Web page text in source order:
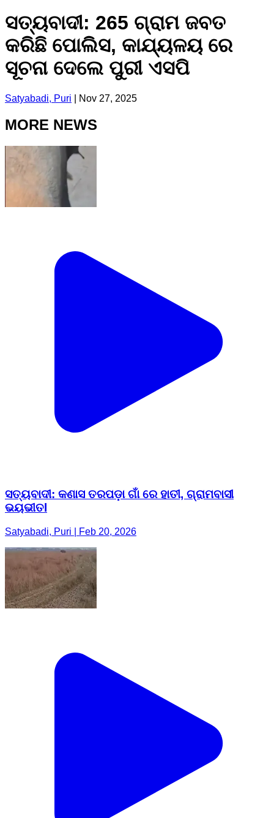
ସତ୍ୟବାଦୀ: 265 ଗ୍ରାମ ଜବତ
କରିଛି ପୋଲିସ, କାଯ୍ୟଳୟ ରେ
ସୂଚନା ଦେଲେ ପୁରୀ ଏସପି
Satyabadi, Puri Nov 27, 2025
MORE NEWS
ସତ୍ୟବାଦୀ: କଣାସ ତରପଡ଼ା ଗାଁ ରେ ହାତୀ, ଗ୍ରାମବାସୀ
ଭୟଭୀତl
Satyabadi, Puri | Feb 20, 2026